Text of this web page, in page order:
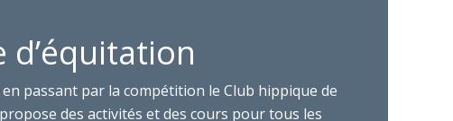
d’équitation
passant par la compétition le Club hippique de
des activités et des cours pour tous les